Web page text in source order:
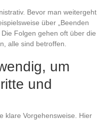
Bevor man weitergeht,
über „Beenden
Folgen gehen oft über die
alle sind betroffen.
um
und
klare Vorgehensweise. Hier